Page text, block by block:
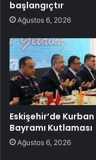
başlangıçtır
Ağustos 6, 2026
Eskişehir’de Kurban
Bayramı Kutlaması
Ağustos 6, 2026